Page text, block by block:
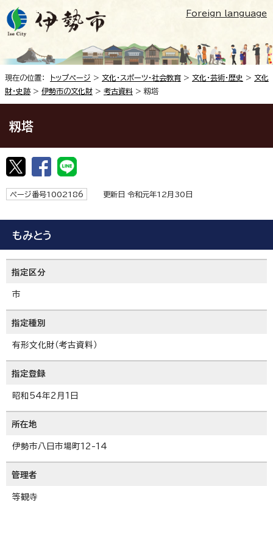
Foreign language
現在の位置： トップページ > 文化・スポーツ・社会教育 > 文化・芸術・歴史 > 文化
財・史跡 > 伊勢市の文化財 > 考古資料 > 籾塔
籾塔
ページ番号1002186 更新日 令和元年12月30日
もみとう
指定区分
市
指定種別
有形文化財（考古資料）
指定登録
昭和54年2月1日
所在地
伊勢市八日市場町12-14
管理者
等観寺